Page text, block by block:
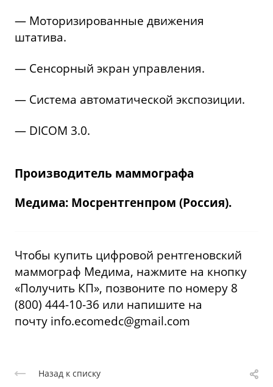
— Моторизированные движения
штатива.
— Сенсорный экран управления.
— Система автоматической экспозиции.
— DIСОМ 3.0.
Производитель маммографа
Медима: Мосрентгенпром (Россия).
Чтобы купить цифровой рентгеновский
маммограф Медима, нажмите на кнопку
«Получить КП», позвоните по номеру 8
(800) 444-10-36 или напишите на
почту info.ecomedc@gmail.com
Назад к списку